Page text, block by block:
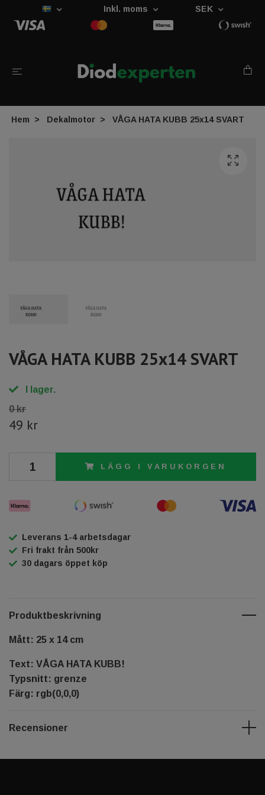
Inkl. moms SEK
Hem Dekalmotor VÅGA HATA KUBB 25x14 SVART
VÅGA HATA KUBB 25x14 SVART
I lager.
0 kr
49 kr
LÄGG I VARUKORGEN
Leverans 1-4 arbetsdagar
Fri frakt från 500kr
30 dagars öppet köp
Produktbeskrivning
Mått: 25 x 14 cm
Text: VÅGA HATA KUBB!
Typsnitt: grenze
Färg: rgb(0,0,0)
Recensioner